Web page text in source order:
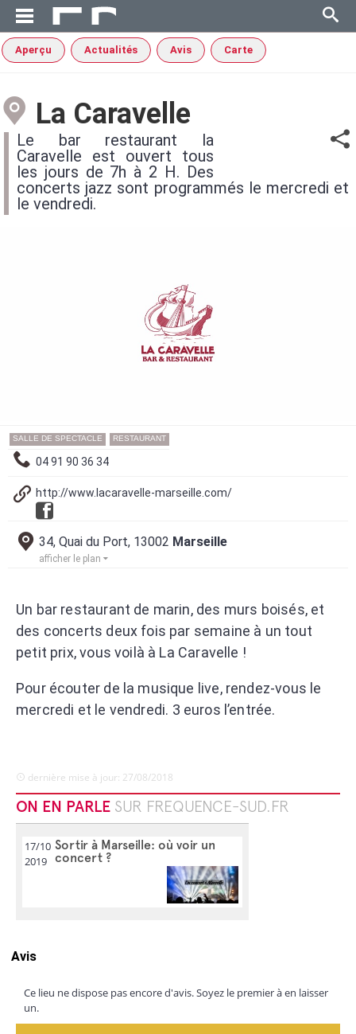
Aperçu Actualités Avis Carte
La Caravelle
Le bar restaurant la
Caravelle est ouvert tous
les jours de 7h à 2 H. Des
concerts jazz sont programmés le mercredi et
le vendredi.
SALLE DE SPECTACLE RESTAURANT
04 91 90 36 34
http://www.lacaravelle-marseille.com/
34, Quai du Port, 13002 Marseille
afficher le plan
Un bar restaurant de marin, des murs boisés, et
des concerts deux fois par semaine à un tout
petit prix, vous voilà à La Caravelle !
Pour écouter de la musique live, rendez-vous le
mercredi et le vendredi. 3 euros l’entrée.
dernière mise à jour: 27/08/2018
ON EN PARLE SUR FREQUENCE-SUD.FR
17/10
2019
Sortir à Marseille: où voir un
concert ?
Avis
Ce lieu ne dispose pas encore d'avis. Soyez le premier à en laisser
un.